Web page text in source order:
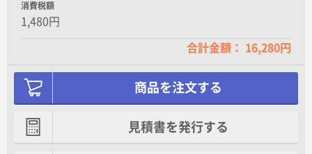
消費税額
1,480円
合計金額： 16,280円
商品を注文する
見積書を発行する